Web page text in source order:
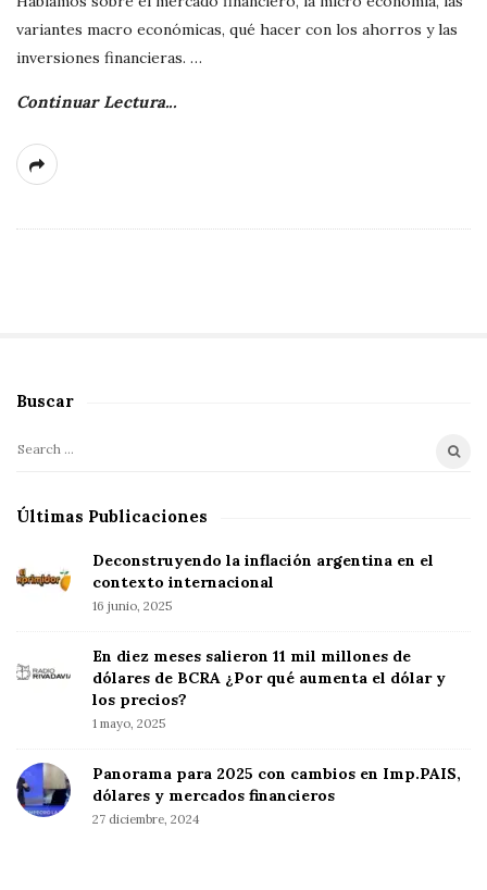
variantes macro económicas, qué hacer con los ahorros y las
inversiones financieras. …
Continuar Lectura...
S
S
d
a
Buscar
S
a
h
:
Últimas Publicaciones
Deconstruyendo la inflación argentina en el
contexto internacional
16 junio, 2025
En diez meses salieron 11 mil millones de
dólares de BCRA ¿Por qué aumenta el dólar y
los precios?
1 mayo, 2025
Panorama para 2025 con cambios en Imp.PAIS,
dólares y mercados financieros
27 diciembre, 2024